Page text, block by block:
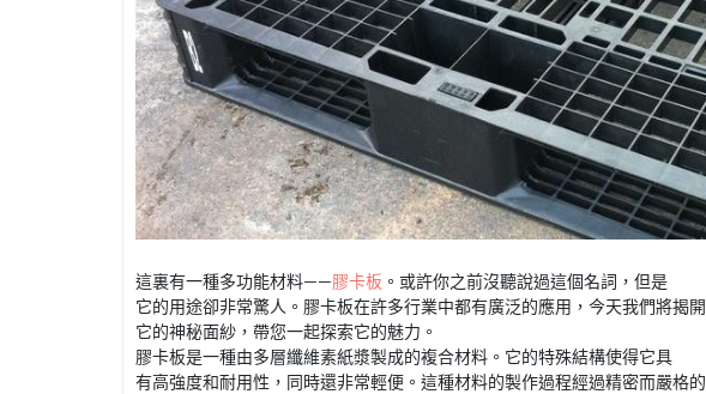
這裏有一種多功能材料——膠卡板 。或許你之前沒聽說過這個名詞，但是
它的用途卻非常驚人。膠卡板在許多行業中都有廣泛的應用，今天我們將揭開
它的神秘面紗，帶您一起探索它的魅力。
膠卡板是一種由多層纖維素紙漿製成的複合材料。它的特殊結構使得它具
有高強度和耐用性，同時還非常輕便。這種材料的製作過程經過精密而嚴格的